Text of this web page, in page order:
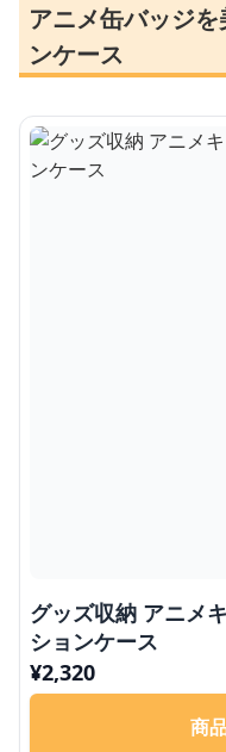
アニメ缶バッジ
ンケース
グッズ収納 アニメ
ションケース
¥2,320
商